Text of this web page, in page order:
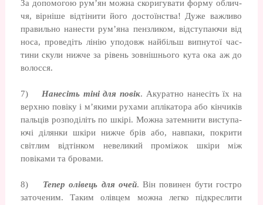
За допомогою рум’ян можна скоригувати форму облич­
чя, вірніше відтінити його достоїнства! Ду­же важливо
правильно нанести рум’яна пензликом, відступаючи від
носа, прове­діть лінію уподовж найбільш випнутої час­
тини скули нижче за рівень зовнішнього кута ока аж до
волосся.
7) Нанесіть тіні для повік. Акуратно нане­сіть їх на
верхню повіку і м’якими рухами аплікатора або кінчиків
пальців розподі­літь по шкірі. Можна затемнити виступа­
ючі ділянки шкіри нижче брів або, навпаки, покрити
світлим відтінком невеликий про­міжок шкіри між
повіками та бровами.
8) Тепер олівець для очей. Він повинен бути гостро
заточеним. Таким олівцем можна легко підкреслити